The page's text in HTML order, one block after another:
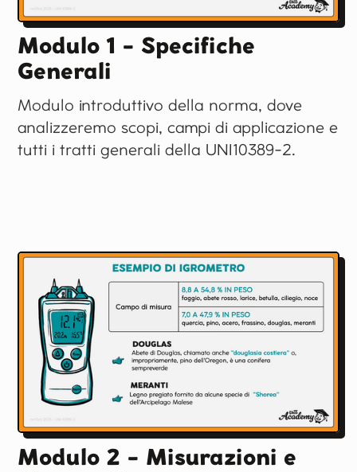
Modulo 1 - Specifiche
Generali
Modulo introduttivo della norma, dove
analizzeremo scopi, campi di applicazione e
tutti i tratti generali della UNI10389-2.
Modulo 2 - Misurazioni e